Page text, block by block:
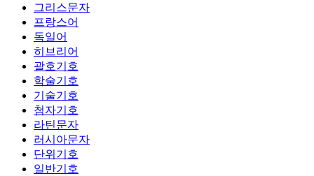
그리스문자
프랑스어
독일어
히브리어
괄호기호
학술기호
기술기호
첨자기호
라틴문자
러시아문자
단위기호
일반기호